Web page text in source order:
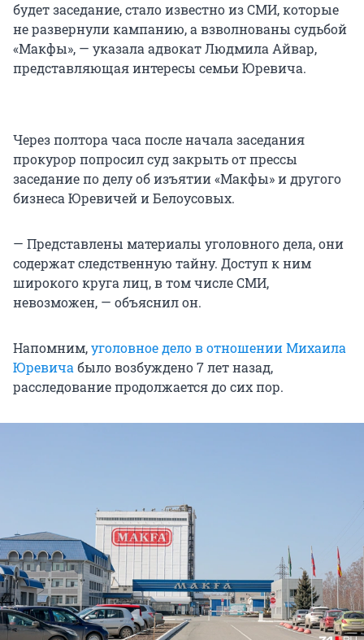
будет заседание, стало известно из СМИ, которые
не развернули кампанию, а взволнованы судьбой
«Макфы», — указала адвокат Людмила Айвар,
представляющая интересы семьи Юревича.
Через полтора часа после начала заседания
прокурор попросил суд закрыть от прессы
заседание по делу об изъятии «Макфы» и другого
бизнеса Юревичей и Белоусовых.
— Представлены материалы уголовного дела, они
содержат следственную тайну. Доступ к ним
широкого круга лиц, в том числе СМИ,
невозможен, — объяснил он.
Напомним,уголовное дело в отношении Михаила
Юревичабыло возбуждено 7 лет назад,
расследование продолжается до сих пор.